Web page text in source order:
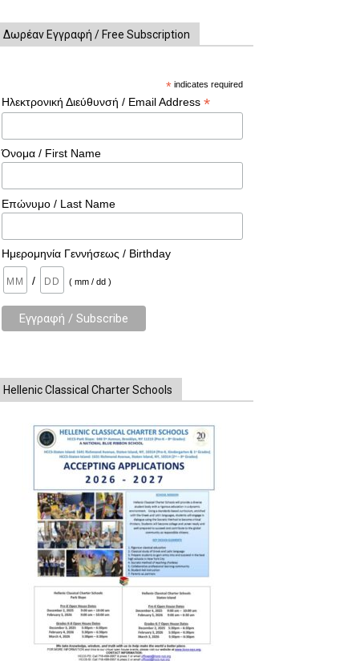
Δωρέαν Εγγραφή / Free Subscription
* indicates required
Ηλεκτρονική Διεύθυνσή / Email Address *
Όνομα / First Name
Επώνυμο / Last Name
Ημερομηνία Γεννήσεως / Birthday
/ ( mm / dd )
Hellenic Classical Charter Schools